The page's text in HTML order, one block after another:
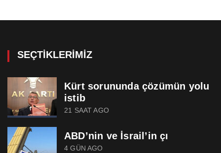
SEÇTIKLERIMIZ
Kürt sorununda çözümün yolu
istib
21 SAAT AGO
ABD’nin ve İsrail’in çı
4 GÜN AGO